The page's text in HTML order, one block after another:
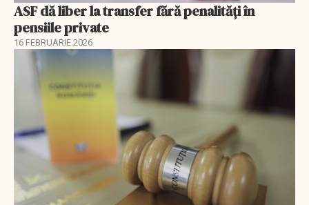
ASF dă liber la transfer fără penalități în
pensiile private
16 FEBRUARIE 2026